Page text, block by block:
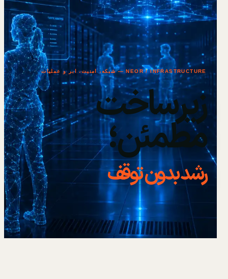
NEOR / INFRASTRUCTURE — شبکه، امنیت، ابر و عملیات
زیرساخت
مطمئن؛
رشد بدون توقف